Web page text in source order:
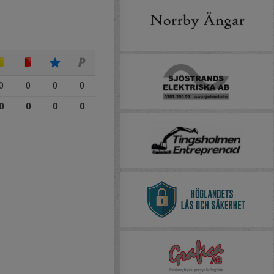
0 0
0
0 0 0 0